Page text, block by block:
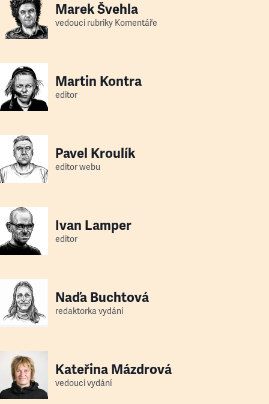
Marek Švehla
vedoucí rubriky Komentáře
Martin Kontra
editor
Pavel Kroulík
editor webu
Ivan Lamper
editor
Naďa Buchtová
redaktorka vydání
Kateřina Mázdrová
vedoucí vydání